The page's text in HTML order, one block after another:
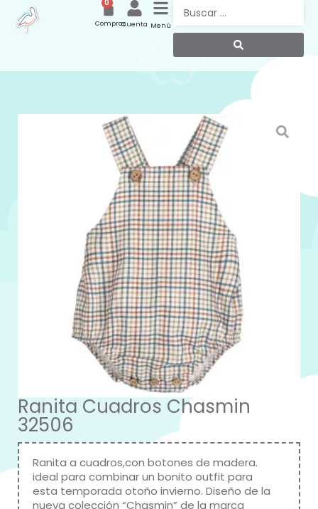
Menú
Cuenta
0
Compras
Ranita Cuadros Chasmin
32506
Ranita a cuadros,con botones de madera.
ideal para combinar un bonito outfit para
esta temporada otoño invierno. Diseño de la
nueva colección “Chasmin” de la marca